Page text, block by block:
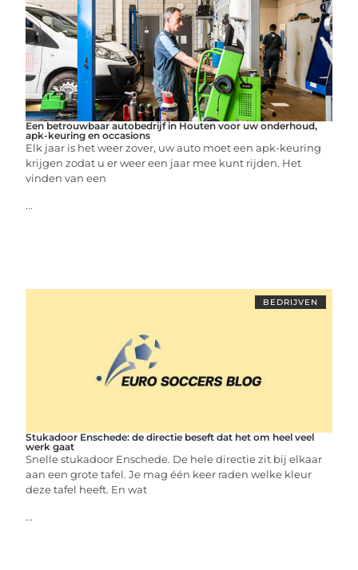
Een betrouwbaar autobedrijf in Houten voor uw onderhoud,
apk-keuring en occasions
Elk jaar is het weer zover, uw auto moet een apk-keuring
krijgen zodat u er weer een jaar mee kunt rijden. Het
vinden van een
...
BEDRIJVEN
Stukadoor Enschede: de directie beseft dat het om heel veel
werk gaat
Snelle stukadoor Enschede. De hele directie zit bij elkaar
aan een grote tafel. Je mag één keer raden welke kleur
deze tafel heeft. En wat
...